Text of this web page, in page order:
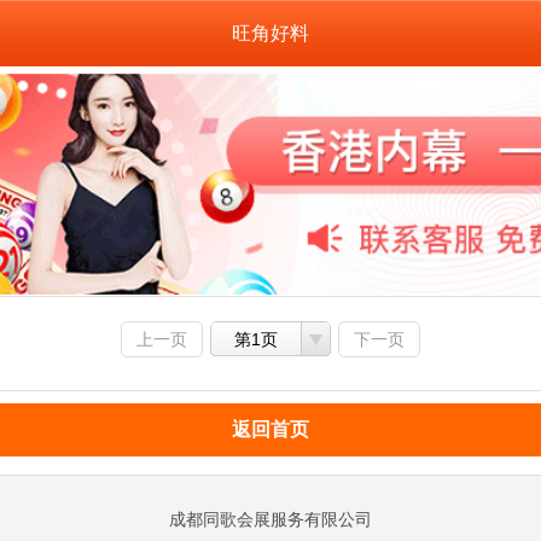
旺角好料
上一页 第1页 下一页
返回首页
成都同歌会展服务有限公司